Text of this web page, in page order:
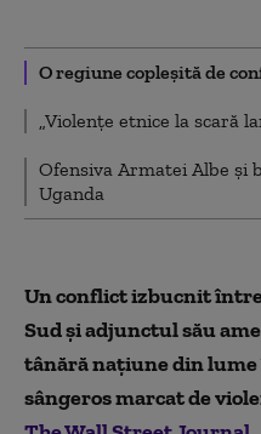
O regiune copleșită de
„Violențe etnice la scară
Ofensiva Armatei Albe și
Uganda
Un conflict izbucnit
Sud și adjunctul său
tânără națiune din
sângeros marcat de